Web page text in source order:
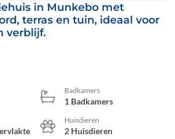
in Munkebo met
terras en tuin, ideaal voor
verblijf.
Badkamers
1 Badkamers
Huisdieren
2 Huisdieren